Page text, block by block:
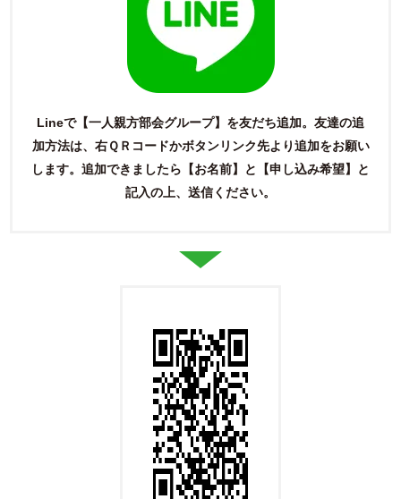
Lineで【一人親方部会グループ】を友だち追加。友達の追
加方法は、右ＱＲコードかボタンリンク先より追加をお願い
します。 追加できましたら【お名前】と【申し込み希望】と
記入の上、送信ください。